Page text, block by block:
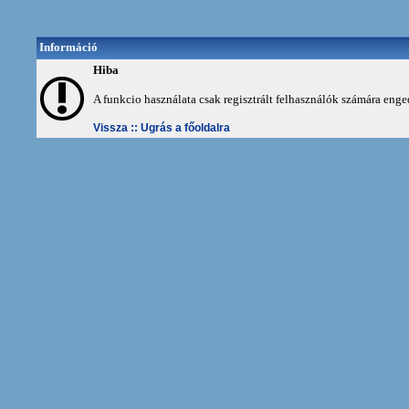
Információ
Hiba
A funkcio használata csak regisztrált felhasználók számára
Vissza :: Ugrás a főoldalra